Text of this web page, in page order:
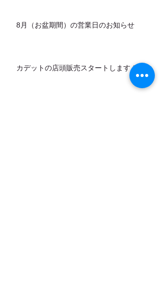
8月（お盆期間）の営業日のお知らせ
カデットの店頭販売スタートします！